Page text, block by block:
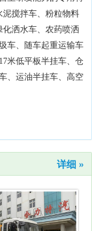
搅拌车、粉粒物料
洒水车、农药喷洒
车、随车起重运输车
米低平板半挂车、仓
、运油半挂车、高空
详细 »